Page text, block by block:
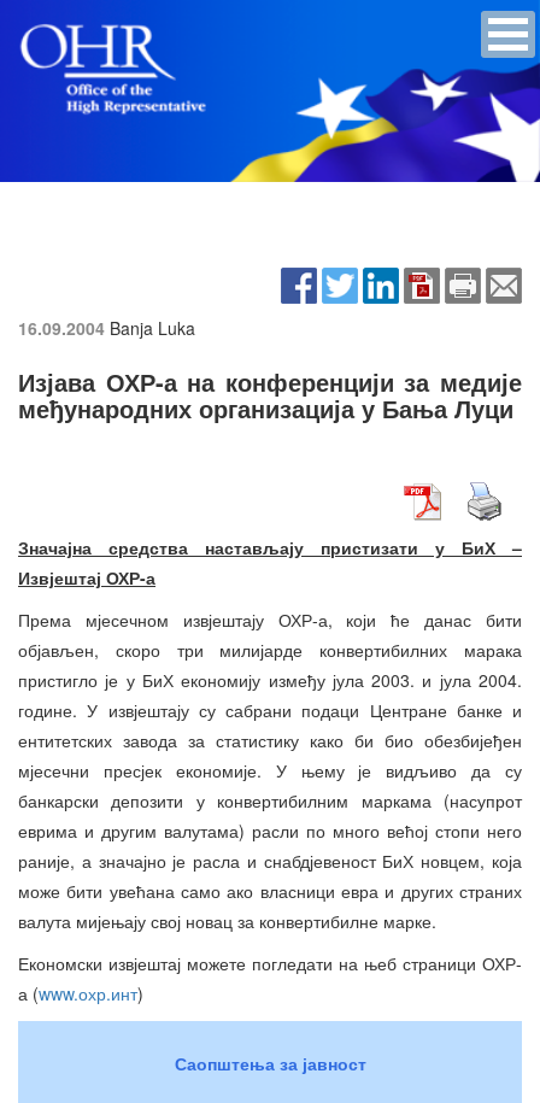
16.09.2004 Banja Luka
Изјава ОХР-а на конференцији за медије
међународних организација у Бања Луци
Значајна средства настављају пристизати у БиХ –
Извјештај ОХР-а
Према мјесечном извјештају ОХР-а, који ће данас бити
објављен, скоро три милијарде конвертибилних марака
пристигло је у БиХ економију између јула 2003. и јула 2004.
године. У извјештају су сабрани подаци Центране банке и
ентитетских завода за статистику како би био обезбијеђен
мјесечни пресјек економије. У њему је видљиво да су
банкарски депозити у конвертибилним маркама (насупрот
еврима и другим валутама) расли по много већој стопи него
раније, а значајно је расла и снабдјевеност БиХ новцем, која
може бити увећана само ако власници евра и других страних
валута мијењају свој новац за конвертибилне марке.
Економски извјештај можете погледати на њеб страници ОХР-
а (www.охр.инт)
Саопштења за јавност